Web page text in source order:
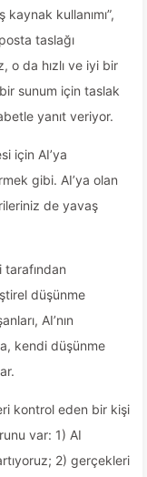
kullanımı”,
taslağı
o da hızlı ve iyi bir
sunum için taslak
yanıt veriyor.
için AI’ya
gibi. AI’ya olan
de yavaş
düşünme
AI’nın
kendi düşünme
kontrol eden bir kişi
var: 1) AI
2) gerçekleri